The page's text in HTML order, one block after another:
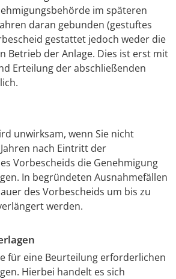
im späteren
daran gebunden (gestuftes
gestattet jedoch weder die
Betrieb der Anlage. Dies ist erst mit
Erteilung der abschließenden
unwirksam, wenn Sie nicht
nach Eintritt der
Vorbescheids die Genehmigung
In begründeten Ausnahmefällen
des Vorbescheids um bis zu
werden.
für eine Beurteilung erforderlichen
Hierbei handelt es sich